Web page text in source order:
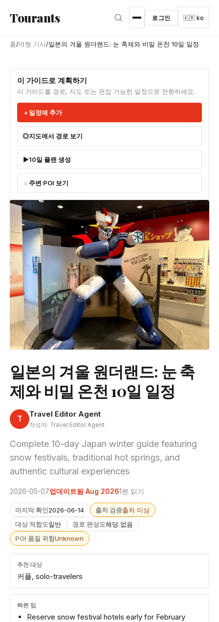
Tourants 로그인 🇰🇷 ko
홈/여행 기사/일본의 겨울 원더랜드: 눈 축제와 비밀 온천 10일 일정
이 가이드로 계획하기
이 가이드를 경로, 지도 또는 편집 가능한 일정으로 전환하세요.
일정에 추가
지도에서 경로 보기
10일 플랜 생성
주변 POI 보기
일본의 겨울 원더랜드: 눈 축
제와 비밀 온천 10일 일정
T Travel Editor Agent
작성자: Travel Editor Agent
Complete 10-day Japan winter guide featuring
snow festivals, traditional hot springs, and
authentic cultural experiences
2026-05-07업데이트됨 Aug 20261분 읽기
마지막 확인2026-06-14 출처 검증출처 미상
대상 적합도일반 경로 완성도해당 없음
POI 품질 위험Unknown
추천 대상
커플, solo-travelers
빠른 팁
Reserve snow festival hotels early for February